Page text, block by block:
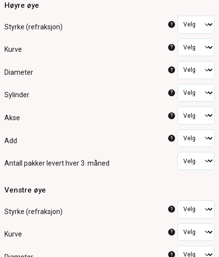
Høyre øye
Styrke (refraksjon) ?
Kurve ?
Diameter ?
Sylinder ?
Akse ?
Add ?
Antall pakker levert hver 3. måned
Venstre øye
Styrke (refraksjon) ?
Kurve ?
?